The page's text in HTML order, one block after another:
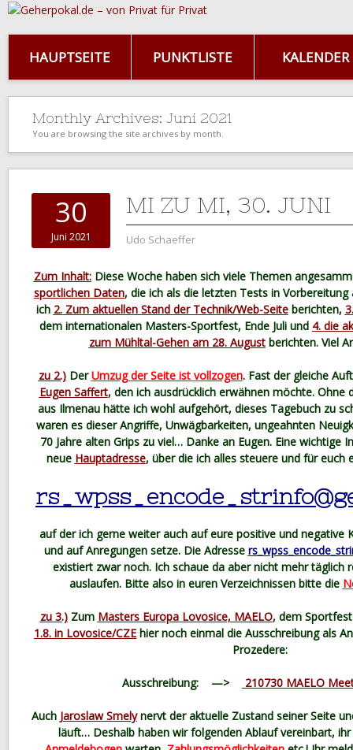
HAUPTSEITE PUNKTLISTE KALENDER
Monthly Archives: Juni 2021
You are browsing the site archives by month.
30
Juni 2021
MI ZU MI, 30. JUNI
Udo Schaeffer
Zum Inhalt:Diese Woche haben sich viele Themen
sportlichen Daten, die ich als die letzten Tests in
ich 2. Zum aktuellen Stand der Technik/Web-Seiteberichten,
dem internationalen Masters-Sportfest, Ende Juli und 4. die
zum Mühltal-Gehen am 28. Augustberichten. Viel
zu 2.)DerUmzug der Seite ist vollzogen. Fast der gleiche
Eugen Saffert, den ich ausdrücklich erwähnen möchte. Ohne
aus Ilmenau hätte ich wohl aufgehört, dieses Tagebuch zu
waren es dieser Angriffe, Unwägbarkeiten, ungeahnten
70 Jahre alten Grips zu viel… Danke an Eugen. Eine wichtige
neue Hauptadresse, über die ich alles steuere und für euch
auf der ich gerne weiter auch auf eure positive und negative
und auf Anregungen setze. Die Adresse
existiert zwar noch. Ich schaue da aber nicht mehr täglich
auslaufen. Bitte also in euren Verzeichnissen bitte die
zu 3.)Zum Masters Europa Lovosice, MAELO, dem
1.8. in Lovosice/CZE hier noch einmal die Ausschreibung als
Prozedere:
Ausschreibung: —> 210730 MAELO
Auch Jaroslaw Smelynervt der aktuelle Zustand seiner Seite
läuft… Deshalb haben wir folgenden Ablauf vereinbart,